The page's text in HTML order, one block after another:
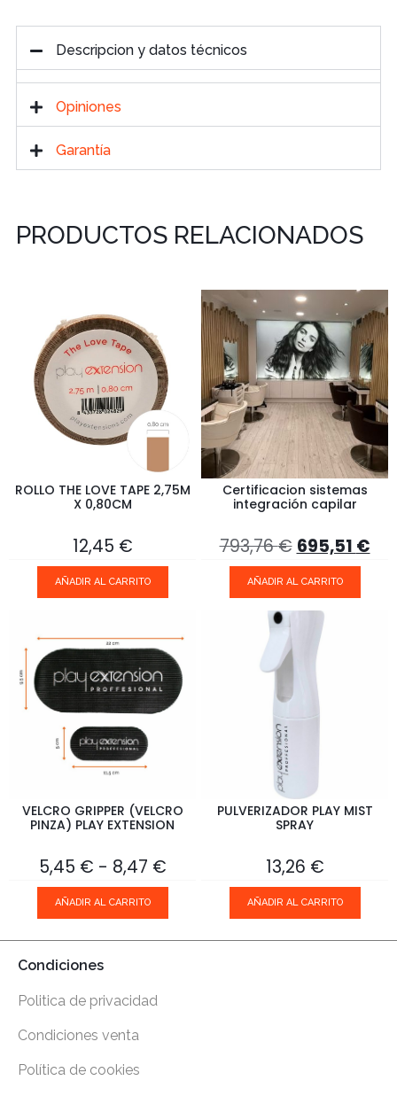
Descripcion y datos técnicos
Opiniones
Garantía
PRODUCTOS RELACIONADOS
ROLLO THE LOVE TAPE 2,75M
X 0,80CM
12,45 €
AÑADIR AL CARRITO
Certificacion sistemas
integración capilar
793,76€ 695,51 €
AÑADIR AL CARRITO
VELCRO GRIPPER (VELCRO
PINZA) PLAY EXTENSION
5,45 € - 8,47 €
AÑADIR AL CARRITO
PULVERIZADOR PLAY MIST
SPRAY
13,26 €
AÑADIR AL CARRITO
Condiciones
Politica de privacidad
Condiciones venta
Política de cookies